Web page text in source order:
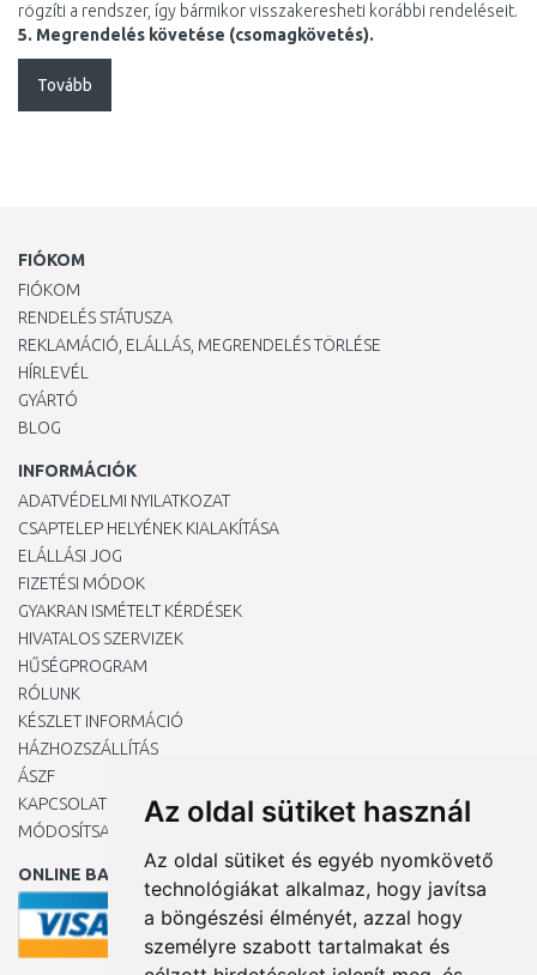
Az oldal sütiket használ
Az oldal sütiket és egyéb nyomkövető
technológiákat alkalmaz, hogy javítsa
a böngészési élményét, azzal hogy
személyre szabott tartalmakat és
rögzíti a rendszer, így bármikor visszakeresheti korábbi rendeléseit.
5. Megrendelés követése (csomagkövetés).
Tovább
FIÓKOM
FIÓKOM
RENDELÉS STÁTUSZA
REKLAMÁCIÓ, ELÁLLÁS, MEGRENDELÉS TÖRLÉSE
HÍRLEVÉL
GYÁRTÓ
BLOG
INFORMÁCIÓK
ADATVÉDELMI NYILATKOZAT
CSAPTELEP HELYÉNEK KIALAKÍTÁSA
ELÁLLÁSI JOG
FIZETÉSI MÓDOK
GYAKRAN ISMÉTELT KÉRDÉSEK
HIVATALOS SZERVIZEK
HŰSÉGPROGRAM
RÓLUNK
KÉSZLET INFORMÁCIÓ
HÁZHOZSZÁLLÍTÁS
ÁSZF
KAPCSOLAT
MÓDOSÍTSA A COOKIE-BEÁLLÍTÁSAIMAT
ONLINE BANKKÁRTYÁVAL